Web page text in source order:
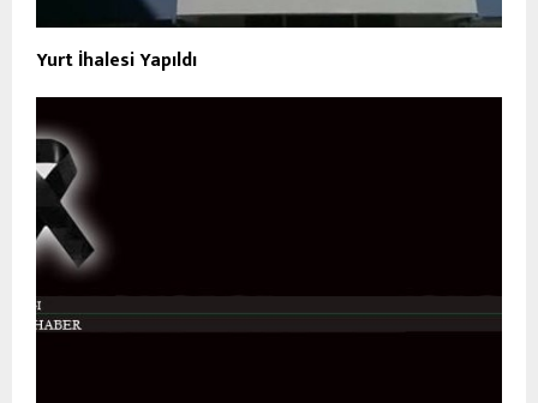
Yurt İhalesi Yapıldı